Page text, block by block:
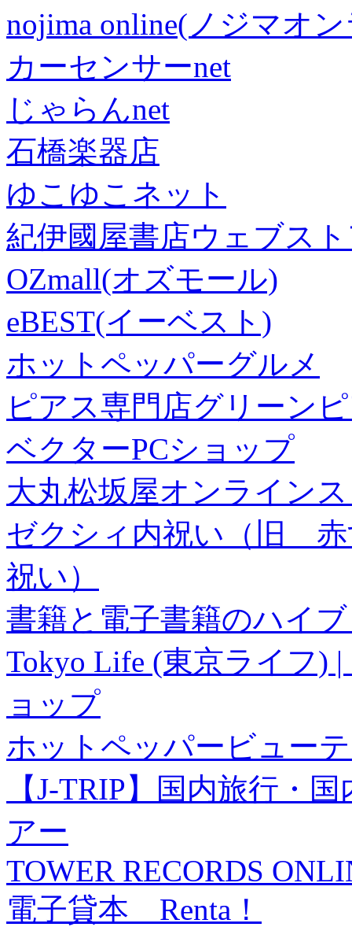
nojima online(ノジマオ
カーセンサーnet
じゃらんnet
石橋楽器店
ゆこゆこネット
紀伊國屋書店ウェブス
OZmall(オズモール)
eBEST(イーベスト)
ホットペッパーグルメ
ピアス専門店グリーン
ベクターPCショップ
大丸松坂屋オンライン
ゼクシィ内祝い（旧 赤
祝い）
書籍と電子書籍のハイ
Tokyo Life (東京ライフ)
ョップ
ホットペッパービュー
【J-TRIP】国内旅行・
アー
TOWER RECORDS
電子貸本 Renta！